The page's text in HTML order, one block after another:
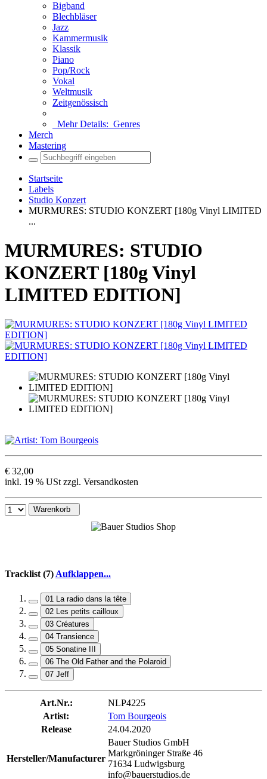
Bigband
Blechbläser
Jazz
Kammermusik
Klassik
Piano
Pop/Rock
Vokal
Weltmusik
Zeitgenössisch
Mehr Details: Genres
Merch
Mastering
Startseite
Labels
Studio Konzert
MURMURES: STUDIO KONZERT [180g Vinyl LIMITED
...
MURMURES: STUDIO
KONZERT [180g Vinyl
LIMITED EDITION]
€ 32,00
inkl. 19 % USt zzgl. Versandkosten
Warenkorb
Tracklist (7)Aufklappen...
01 La radio dans la tête
02 Les petits cailloux
03 Créatures
04 Transience
05 Sonatine III
06 The Old Father and the Polaroid
07 Jeff
Art.Nr.:
NLP4225
Artist:
Tom Bourgeois
Release
24.04.2020
Hersteller/Manufacturer
Bauer Studios GmbH
Markgröninger Straße 46
71634 Ludwigsburg
info@bauerstudios.de